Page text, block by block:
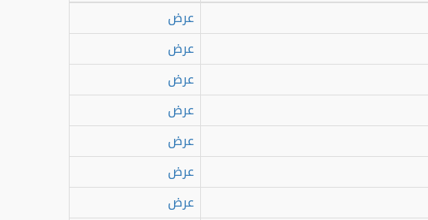
عرض
عرض
عرض
عرض
عرض
عرض
عرض